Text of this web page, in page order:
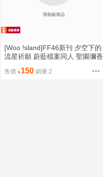
限制級商品
[Woo !sland]FF46新刊 夕空下的
流星祈願 蔚藍檔案同人 聖園彌香
售價 150 銷量:2